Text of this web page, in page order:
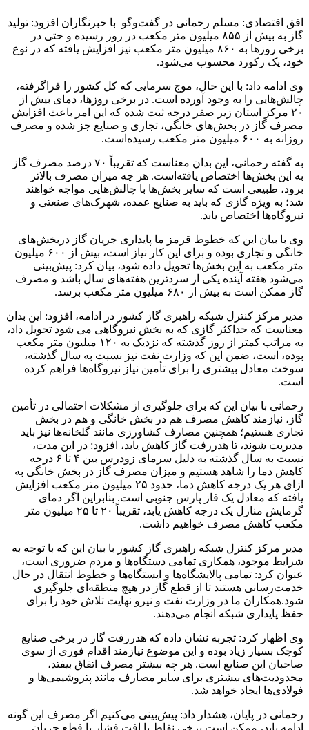
افق اقتصادی: مسلم رحمانی در گفت‌وگو با خبرنگاران افزود: تولید
گاز به بیش از ۸۵۵ میلیون متر مکعب در روز رسیده و حتی در
برخی روزها به ۸۶۰ میلیون متر مکعب نیز افزایش یافته که در نوع
خود، یک رکورد محسوب می‌شود.
وی ادامه داد: با این حال، موج سرمایی که کل کشور را فراگرفته،
چالش‌هایی را به وجود آورده است. در برخی روزها، دمای بیش از
۲۰ مرکز استان زیر صفر درجه ثبت شده که این امر باعث افزایش
مصرف گاز در بخش‌های خانگی، تجاری و صنایع جز شده و مصرف
روزانه به ۶۰۰ میلیون متر مکعب رسیده‌است.
به گفته رحمانی، این بدان معناست که تقریباً ۷۰ درصد مصرف گاز
به این بخش‌ها اختصاص یافته‌است. هر چه میزان مصرف بالاتر
برود، طبیعی است که سایر بخش‌ها با چالش‌هایی مواجه خواهند
شد؛ به ویژه گازی که باید به صنایع عمده، شهرک‌های صنعتی و
نیروگاه‌ها اختصاص یابد.
وی با بیان این که خطوط قرمز ما پایداری جریان گاز دربخش‌های
خانگی و تجاری بوده و برای این کار نیاز است، بیش از ۶۰۰ میلیون
متر مکعب به این بخش‌ها تحویل داده شود، بیان کرد: پیش‌بینی
می‌شود هفته آینده یکی از سردترین هفته‌های سال باشد و مصرف
گاز ممکن است به بیش از ۶۸۰ میلیون متر مکعب برسد.
مدیر مرکز کنترل شبکه راهبری گاز کشور در ادامه، افزود: این بدان
معناست که حداکثر گازی که به بخش نیروگاهی می شود تحویل داد،
به مراتب کمتر از روز گذشته که نزدیک به ۱۲۰ میلیون متر مکعب
بوده، است، ضمن این که وزارت نفت نیز نسبت به سال گذشته،
سوخت معادل بیشتری را برای تأمین نیاز نیروگاه‌ها فراهم کرده
است.
رحمانی با بیان این که برای جلوگیری از مشکلات احتمالی در تأمین
گاز، نیازمند کاهش مصرف هم در بخش خانگی و هم در بخش
تجاری هستیم؛ همچنین مصارف کشاورزی مانند گلخانه‌ها نیز باید
مدیریت شوند، تا هدررفت گاز کاهش یابد، افزود: در این مدت،
نسبت به سال گذشته به دلیل سرمای زودرس بین ۴ تا ۶ درجه
کاهش دما را شاهد هستیم و میزان مصرف گاز در بخش خانگی به
ازای هر یک درجه کاهش دما، حدود ۲۵ میلیون متر مکعب افزایش
یافته که معادل یک فاز پارس جنوبی است. بنابراین اگر دمای
گرمایش منازل یک درجه کاهش یابد، تقریباً ۲۰ تا ۲۵ میلیون متر
مکعب کاهش مصرف خواهیم داشت.
مدیر مرکز کنترل شبکه راهبری گاز کشور با بیان این که با توجه به
شرایط موجود، همکاری تمامی دستگاه‌ها و مردم ضروری است،
عنوان کرد: تمامی پالایشگاه‌ها و ایستگاه‌ها و خطوط انتقال در حال
خدمت‌رسانی هستند تا از قطع گاز در هیچ منطقه‌ای جلوگیری
شود.همکاران ما در وزارت نفت و نیرو نهایت تلاش خود را برای
حفظ پایداری شبکه انجام می‌دهند.
وی اظهار کرد: تجربه نشان داده که هدررفت گاز در برخی صنایع
کوچک بسیار زیاد بوده و این موضوع نیازمند اقدام فوری از سوی
صاحبان این صنایع است. هر چه بیشتر مصرف اتفاق بیفتد،
محدودیت‌های بیشتری برای سایر مصارف مانند پتروشیمی‌ها و
فولادی‌ها ایجاد خواهد شد.
رحمانی در پایان، هشدار داد: پیش‌بینی می‌کنیم اگر مصرف این گونه
ادامه یابد، ممکن است برخی نقاط با افت فشار یا قطع جریان